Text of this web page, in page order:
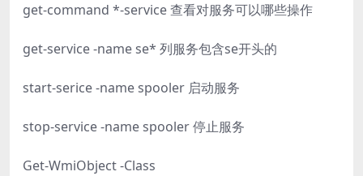
get-command *-service 查看对服务可以哪些操作
get-service -name se* 列服务包含se开头的
start-serice -name spooler 启动服务
stop-service -name spooler 停止服务
Get-WmiObject -Class